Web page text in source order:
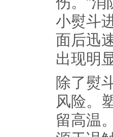
小熨斗
面后迅
出现明
除了熨
风险。
留高温